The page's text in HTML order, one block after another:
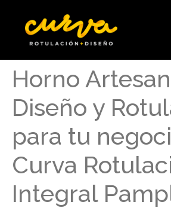
Horno
Diseño y
para tu
Curva
Integral